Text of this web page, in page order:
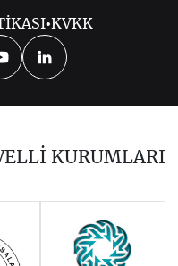
2024
2021
•KVKK
KURUMLARI